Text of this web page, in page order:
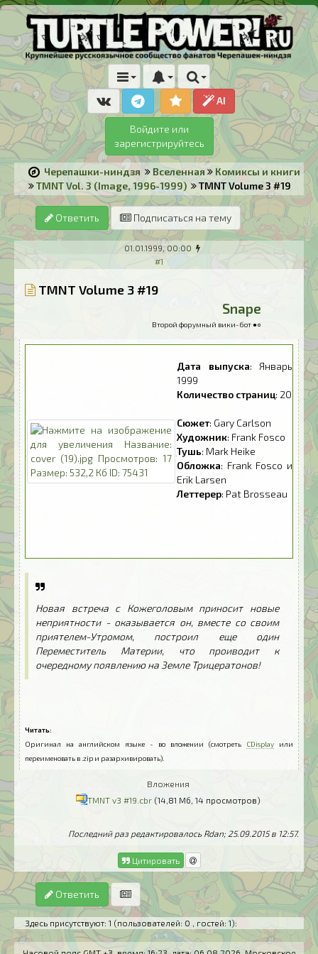
AI
Войдите или
зарегистрируйтесь
Черепашки-ниндзя Вселенная
Комиксы и книги
TMNT Vol. 3 (Image, 1996-1999)
TMNT Volume 3 #19
Ответить Подписаться на тему
01.01.1999, 00:00
#1
TMNT Volume 3 #19
Snape
Второй форумный вики-бот ●○
Дата выпуска: Январь
1999
Количество страниц: 20
Сюжет: Gary Carlson
Художник: Frank Fosco
Тушь: Mark Heike
Обложка: Frank Fosco и
Erik Larsen
Леттерер: Pat Brosseau
Новая встреча с Кожеголовым приносит новые
неприятности - оказывается он, вместе со своим
приятелем-Утромом, построил еще один
Переместитель Материи, что проиводит к
очередному появлению на Земле Трицератонов!
Читать:
Оригинал на английском языке - во вложении (смотреть CDisplay или
переименовать в .zip и разархивировать).
Вложения
TMNT v3 #19.cbr(14,81 Мб, 14 просмотров)
Последний раз редактировалось Rdan; 25.09.2015 в 12:57.
Цитировать
Ответить
Здесь присутствуют: 1 (пользователей: 0 , гостей: 1):